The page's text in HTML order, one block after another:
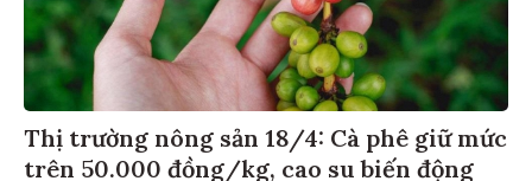
Thị trường nông sản 18/4: Cà phê giữ mức
trên 50.000 đồng/kg, cao su biến động